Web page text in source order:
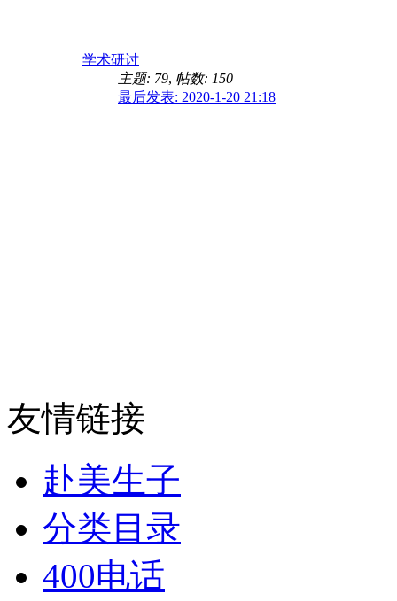
学术研讨
主题: 79, 帖数: 150
最后发表: 2020-1-20 21:18
友情链接
赴美生子
分类目录
400电话